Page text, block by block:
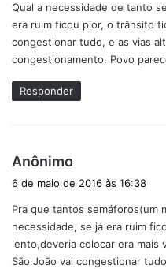
s
e
:
Qual a necessidade de tanto
era ruim ficou pior, o trânsito
congestionar tudo, e as vias
congestionamento. Povo
Responder
Anônimo
s
e
:
6 de maio de 2016 às 16:38
Pra que tantos semáforos(um
necessidade, se já era ruim
lento,deveria colocar era mais
São João vai congestionar